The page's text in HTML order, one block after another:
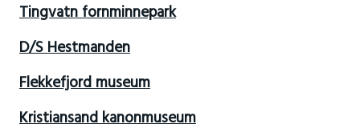
Tingvatn fornminnepark
D/S Hestmanden
Flekkefjord museum
Kristiansand kanonmuseum